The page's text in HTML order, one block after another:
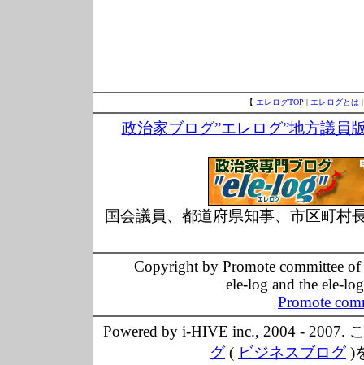
【 エレログTOP | エレログとは
政治家ブログ”エレログ”地方議員
国会議員、都道府県知事、市区町村
Copyright by Promote committee
ele-log and the ele-
Promote
Powered by i-HIVE inc., 2004 - 2007.
グ( ビジネスブログ)